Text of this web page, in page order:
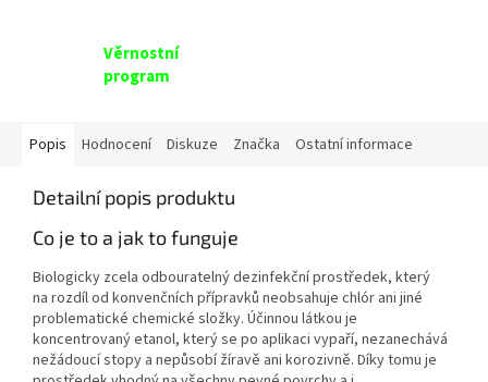
Věrnostní
program
Popis Hodnocení Diskuze Značka Ostatní informace
Detailní popis produktu
Co je to a jak to funguje
Biologicky zcela odbouratelný dezinfekční prostředek, který
na rozdíl od konvenčních přípravků neobsahuje chlór ani jiné
problematické chemické složky. Účinnou látkou je
koncentrovaný etanol, který se po aplikaci vypaří, nezanechává
nežádoucí stopy a nepůsobí žíravě ani korozivně. Díky tomu je